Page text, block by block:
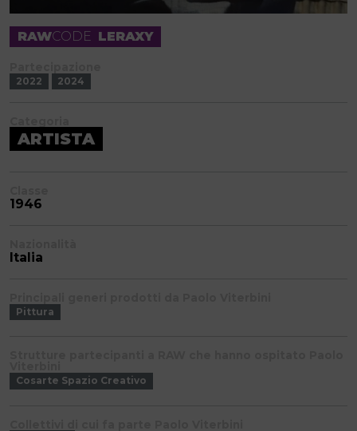
RAWCODE LERAXY
2022 2024
ARTISTA
1946
Italia
Pittura
Cosarte Spazio Creativo